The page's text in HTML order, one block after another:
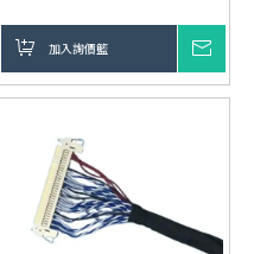
穩定的電信號傳輸。
*.外觀特徵： 端子線的外觀特
徵包括其尺寸、形狀、外殼材
子線的用途和所需的物理連接
條件。
*.接頭類型： 端子線的接頭類
型決定了其能夠連接的設備或
加入詢價籃